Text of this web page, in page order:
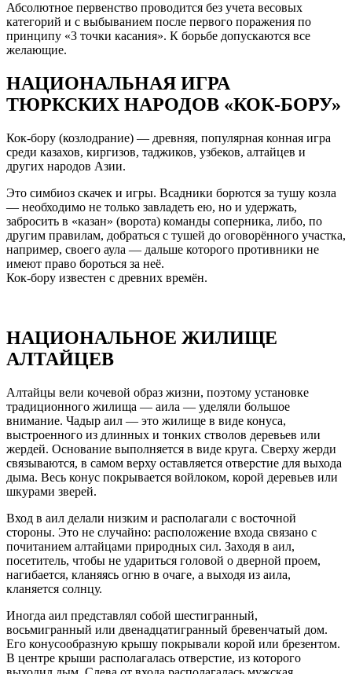
Абсолютное первенство проводится без учета весовых
категорий и с выбыванием после первого поражения по
принципу «3 точки касания». К борьбе допускаются все
желающие.
НАЦИОНАЛЬНАЯ ИГРА
ТЮРКСКИХ НАРОДОВ «КОК-БОРУ»
Кок-бору (козлодрание) — древняя, популярная конная игра
среди казахов, киргизов, таджиков, узбеков, алтайцев и
других народов Азии.
Это симбиоз скачек и игры. Всадники борются за тушу козла
— необходимо не только завладеть ею, но и удержать,
забросить в «казан» (ворота) команды соперника, либо, по
другим правилам, добраться с тушей до оговорённого участка,
например, своего аула — дальше которого противники не
имеют право бороться за неё.
Кок-бору известен с древних времён.
НАЦИОНАЛЬНОЕ ЖИЛИЩЕ
АЛТАЙЦЕВ
Алтайцы вели кочевой образ жизни, поэтому установке
традиционного жилища — аила — уделяли большое
внимание. Чадыр аил — это жилище в виде конуса,
выстроенного из длинных и тонких стволов деревьев или
жердей. Основание выполняется в виде круга. Сверху жерди
связываются, в самом верху оставляется отверстие для выхода
дыма. Весь конус покрывается войлоком, корой деревьев или
шкурами зверей.
Вход в аил делали низким и располагали с восточной
стороны. Это не случайно: расположение входа связано с
почитанием алтайцами природных сил. Заходя в аил,
посетитель, чтобы не удариться головой о дверной проем,
нагибается, кланяясь огню в очаге, а выходя из аила,
кланяется солнцу.
Иногда аил представлял собой шестигранный,
восьмигранный или двенадцатигранный бревенчатый дом.
Его конусообразную крышу покрывали корой или брезентом.
В центре крыши располагалась отверстие, из которого